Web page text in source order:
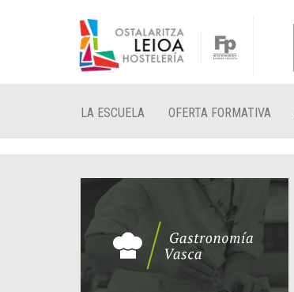
LA ESCUELA OFERTA FORMATIVA